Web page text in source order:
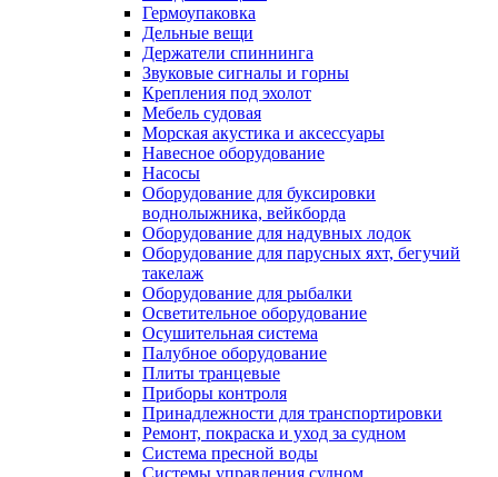
Гермоупаковка
Дельные вещи
Держатели спиннинга
Звуковые сигналы и горны
Крепления под эхолот
Мебель судовая
Морская акустика и аксессуары
Навесное оборудование
Насосы
Оборудование для буксировки
воднолыжника, вейкборда
Оборудование для надувных лодок
Оборудование для парусных яхт, бегучий
такелаж
Оборудование для рыбалки
Осветительное оборудование
Осушительная система
Палубное оборудование
Плиты транцевые
Приборы контроля
Принадлежности для транспортировки
Ремонт, покраска и уход за судном
Система пресной воды
Системы управления судном